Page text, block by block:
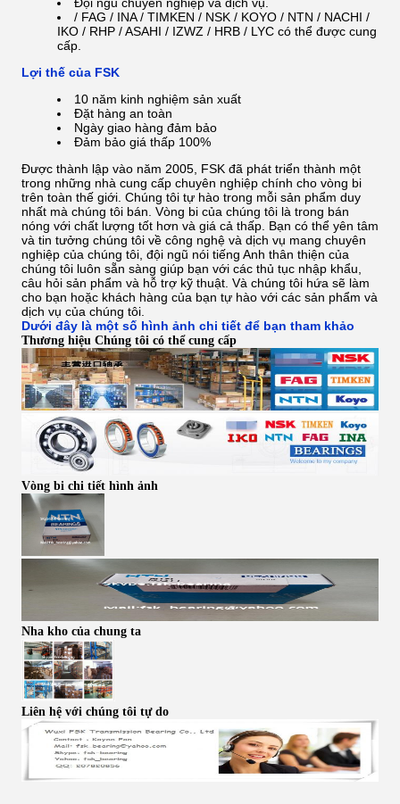
/ FAG / INA / TIMKEN / NSK / KOYO / NTN / NACHI /
IKO / RHP / ASAHI / IZWZ / HRB / LYC có thể được cung
cấp.
Lợi thế của FSK
10 năm kinh nghiệm sản xuất
Đặt hàng an toàn
Ngày giao hàng đảm bảo
Đảm bảo giá thấp 100%
Được thành lập vào năm 2005, FSK đã phát triển thành một
trong những nhà cung cấp chuyên nghiệp chính cho vòng bi
trên toàn thế giới. Chúng tôi tự hào trong mỗi sản phẩm duy
nhất mà chúng tôi bán. Vòng bi của chúng tôi là trong bán
nóng với chất lượng tốt hơn và giá cả thấp. Bạn có thể yên tâm
và tin tưởng chúng tôi về công nghệ và dịch vụ mang chuyên
nghiệp của chúng tôi, đội ngũ nói tiếng Anh thân thiện của
chúng tôi luôn sẵn sàng giúp bạn với các thủ tục nhập khẩu,
câu hỏi sản phẩm và hỗ trợ kỹ thuật. Và chúng tôi hứa sẽ làm
cho bạn hoặc khách hàng của bạn tự hào với các sản phẩm và
dịch vụ của chúng tôi.
Dưới đây là một số hình ảnh chi tiết để bạn tham khảo
Thương hiệu Chúng tôi có thể cung cấp
Vòng bi chi tiết hình ảnh
Nha kho của chung ta
Liên hệ với chúng tôi tự do